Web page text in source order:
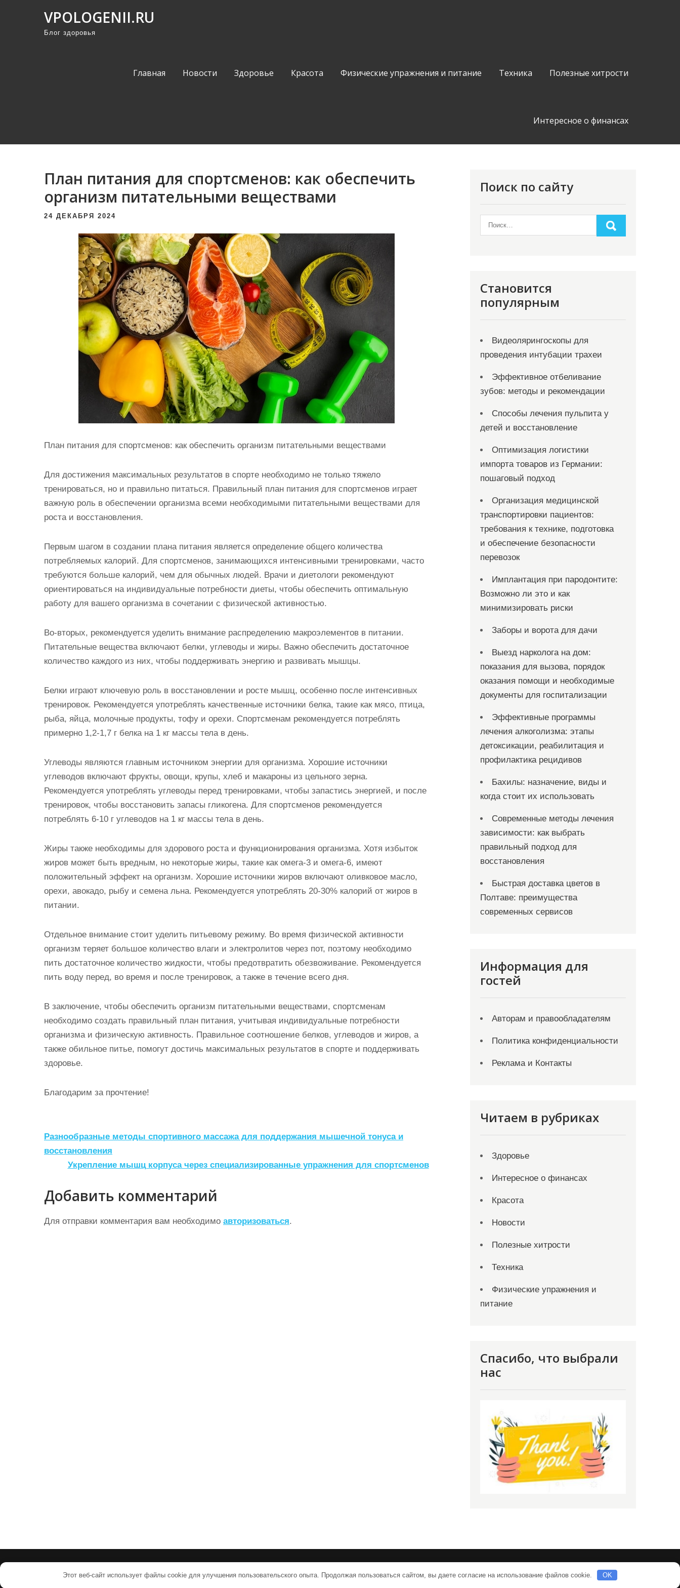
VPOLOGENII.RU
Блог здоровья
Главная Новости Здоровье Красота Физические упражнения и питание Техника Полезные хитрости
Интересное о финансах
План питания для спортсменов: как обеспечить
организм питательными веществами
24 ДЕКАБРЯ 2024
План питания для спортсменов: как обеспечить организм питательными веществами
Для достижения максимальных результатов в спорте необходимо не только тяжело
тренироваться, но и правильно питаться. Правильный план питания для спортсменов играет
важную роль в обеспечении организма всеми необходимыми питательными веществами для
роста и восстановления.
Первым шагом в создании плана питания является определение общего количества
потребляемых калорий. Для спортсменов, занимающихся интенсивными тренировками, часто
требуются больше калорий, чем для обычных людей. Врачи и диетологи рекомендуют
ориентироваться на индивидуальные потребности диеты, чтобы обеспечить оптимальную
работу для вашего организма в сочетании с физической активностью.
Во-вторых, рекомендуется уделить внимание распределению макроэлементов в питании.
Питательные вещества включают белки, углеводы и жиры. Важно обеспечить достаточное
количество каждого из них, чтобы поддерживать энергию и развивать мышцы.
Белки играют ключевую роль в восстановлении и росте мышц, особенно после интенсивных
тренировок. Рекомендуется употреблять качественные источники белка, такие как мясо, птица,
рыба, яйца, молочные продукты, тофу и орехи. Спортсменам рекомендуется потреблять
примерно 1,2-1,7 г белка на 1 кг массы тела в день.
Углеводы являются главным источником энергии для организма. Хорошие источники
углеводов включают фрукты, овощи, крупы, хлеб и макароны из цельного зерна.
Рекомендуется употреблять углеводы перед тренировками, чтобы запастись энергией, и после
тренировок, чтобы восстановить запасы гликогена. Для спортсменов рекомендуется
потреблять 6-10 г углеводов на 1 кг массы тела в день.
Жиры также необходимы для здорового роста и функционирования организма. Хотя избыток
жиров может быть вредным, но некоторые жиры, такие как омега-3 и омега-6, имеют
положительный эффект на организм. Хорошие источники жиров включают оливковое масло,
орехи, авокадо, рыбу и семена льна. Рекомендуется употреблять 20-30% калорий от жиров в
питании.
Отдельное внимание стоит уделить питьевому режиму. Во время физической активности
организм теряет большое количество влаги и электролитов через пот, поэтому необходимо
пить достаточное количество жидкости, чтобы предотвратить обезвоживание. Рекомендуется
пить воду перед, во время и после тренировок, а также в течение всего дня.
В заключение, чтобы обеспечить организм питательными веществами, спортсменам
необходимо создать правильный план питания, учитывая индивидуальные потребности
организма и физическую активность. Правильное соотношение белков, углеводов и жиров, а
также обильное питье, помогут достичь максимальных результатов в спорте и поддерживать
здоровье.
Благодарим за прочтение!
Н
а
и
г
а
Разнообразные методы спортивного массажа для поддержания мышечной тонуса и
восстановления
Укрепление мышц корпуса через специализированные упражнения для спортсменов
Добавить комментарий
Для отправки комментария вам необходимо авторизоваться.
Поиск по сайту
Становится
популярным
Видеолярингоскопы для
проведения интубации трахеи
Эффективное отбеливание
зубов: методы и рекомендации
Способы лечения пульпита у
детей и восстановление
Оптимизация логистики
импорта товаров из Германии:
пошаговый подход
Организация медицинской
транспортировки пациентов:
требования к технике, подготовка
и обеспечение безопасности
перевозок
Имплантация при пародонтите:
Возможно ли это и как
минимизировать риски
Заборы и ворота для дачи
Выезд нарколога на дом:
показания для вызова, порядок
оказания помощи и необходимые
документы для госпитализации
Эффективные программы
лечения алкоголизма: этапы
детоксикации, реабилитация и
профилактика рецидивов
Бахилы: назначение, виды и
когда стоит их использовать
Современные методы лечения
зависимости: как выбрать
правильный подход для
восстановления
Быстрая доставка цветов в
Полтаве: преимущества
современных сервисов
Информация для
гостей
Авторам и правообладателям
Политика конфиденциальности
Реклама и Контакты
Читаем в рубриках
Здоровье
Интересное о финансах
Красота
Новости
Полезные хитрости
Техника
Физические упражнения и
питание
Спасибо, что выбрали
нас
Этот веб-сайт использует файлы cookie для улучшения пользовательского опыта. Продолжая пользоваться сайтом, вы даете согласие на использование файлов cookie. OK